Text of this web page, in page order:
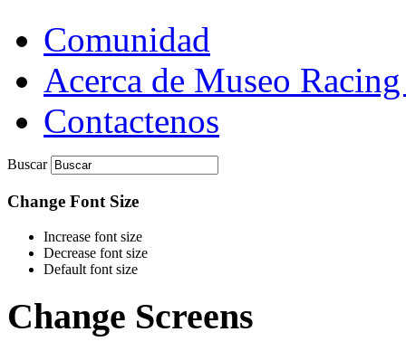
Comunidad
Acerca de Museo
Contactenos
Buscar
Change Font Size
Increase font size
Decrease font size
Default font size
Change Screens